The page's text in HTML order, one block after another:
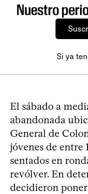
Nuestro
Si ya
El sábado a
abandonada
General de
jóvenes de entre
sentados en
revólver. En
decidieron